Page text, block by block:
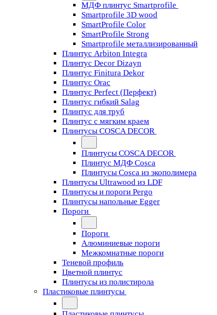
МДФ плинтус Smartprofile
Smartprofile 3D wood
SmartProfile Color
SmartProfile Strong
Smartprofile металлизированный
Плинтус Arbiton Integra
Плинтус Decor Dizayn
Плинтус Finitura Dekor
Плинтус Orac
Плинтус Perfect (Перфект)
Плинтус гибкий Salag
Плинтус для труб
Плинтус с мягким краем
Плинтусы COSCA DECOR
Плинтусы COSCA DECOR
Плинтус МДФ Cosca
Плинтусы Cosca из экополимера
Плинтусы Ultrawood из LDF
Плинтусы и пороги Pergo
Плинтусы напольные Egger
Пороги
Пороги
Алюминиевые пороги
Межкомнатные пороги
Теневой профиль
Цветной плинтус
Плинтусы из полистирола
Пластиковые плинтусы